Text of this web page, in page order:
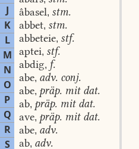
J
K
L
M
N
O
P
Q
R
S
âbasel, stm.
abbet, stm.
abbeteie, stf.
aptei, stf.
abdig, f.
abe, adv. conj.
abe, präp. mit dat.
ab, präp. mit dat.
ave, präp. mit dat.
abe, adv.
ab, adv.